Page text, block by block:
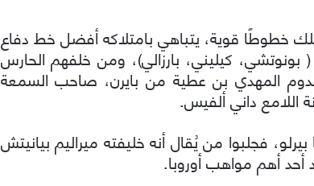
خطوطًا قوية، يتباهي بامتلاكه أفضل خط دفاع
العالم، الثلاثي الذي أبهر الجميع في يورو 2016 ( بونوتشي، كيليني، بارزالي)، ومن خلفهم الحارس
المهدي بن عطية من بايرن، صاحب السمعة
اللامع داني ألفيس.
فجلبوا من يُقال أنه خليفته ميراليم بيانيتش
أحد أهم مواهب أوروبا.